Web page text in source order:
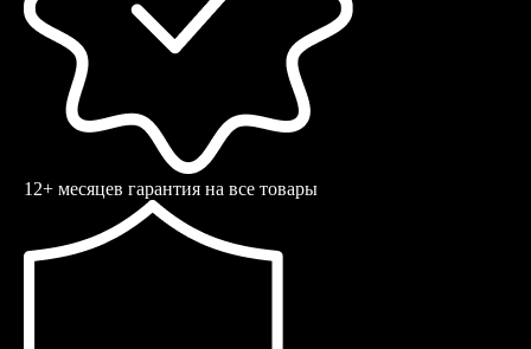
12+ месяцев гарантия на все товары